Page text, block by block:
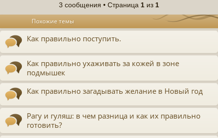
у
ь
к
а
3 сообщения • Страница 1 из 1
Похожие темы
Как правильно поступить.
Как правильно ухаживать за кожей в зоне
подмышек
Как правильно загадывать желание в Новый год
Рагу и гуляш: в чем разница и как их правильно
готовить?